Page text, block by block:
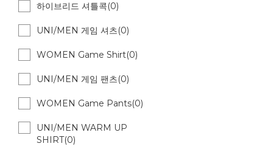
하이브리드 셔틀콕(0)
UNI/MEN 게임 셔츠(0)
WOMEN Game Shirt(0)
UNI/MEN 게임 팬츠(0)
WOMEN Game Pants(0)
UNI/MEN WARM UP
SHIRT(0)